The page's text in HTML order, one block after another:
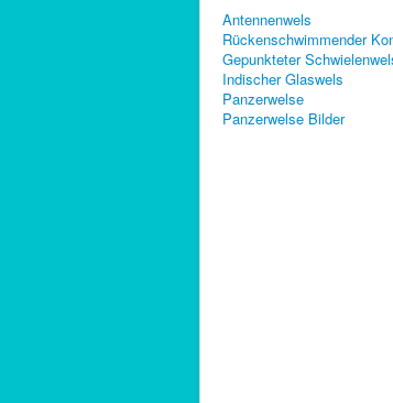
Antennenwels
Rückenschwimmender
Gepunkteter
Indischer Glaswels
Panzerwelse
Panzerwelse Bilder